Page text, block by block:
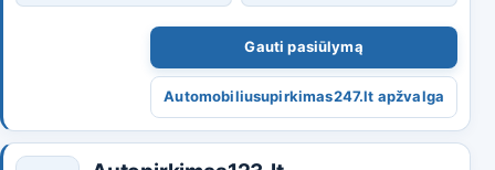
Gauti pasiūlymą
Automobiliusupirkimas247.lt apžvalga